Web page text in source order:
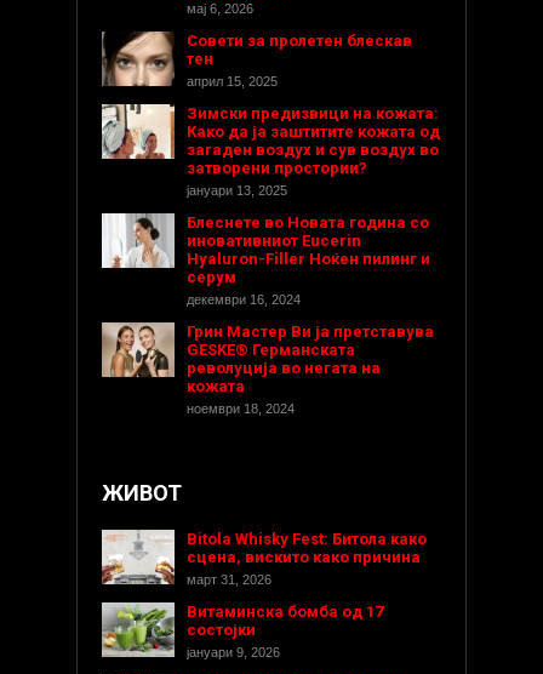
мај 6, 2026
Совети за пролетен блескав
тен
април 15, 2025
Зимски предизвици на кожата:
Како да ја заштитите кожата од
загаден воздух и сув воздух во
затворени простории?
јануари 13, 2025
Блеснете во Новата година со
иновативниот Eucerin
Hyaluron-Filler Ноќен пилинг и
серум
декември 16, 2024
Грин Мастер Ви ја претставува
GESKE® Германската
револуција во негата на
кожата
ноември 18, 2024
ЖИВОТ
Bitola Whisky Fest: Битола како
сцена, вискито како причина
март 31, 2026
Витаминска бомба од 17
состојки
јануари 9, 2026